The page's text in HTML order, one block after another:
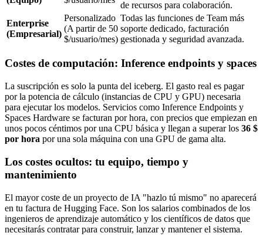
de recursos para colaboración.
Enterprise
(Empresarial)
Personalizado
(A partir de 50
$/usuario/mes)
Todas las funciones de Team más
soporte dedicado, facturación
gestionada y seguridad avanzada.
Costes de computación: Inference endpoints y spaces
La suscripción es solo la punta del iceberg. El gasto real es pagar
por la potencia de cálculo (instancias de CPU y GPU) necesaria
para ejecutar los modelos. Servicios como Inference Endpoints y
Spaces Hardware se facturan por hora, con precios que empiezan en
unos pocos céntimos por una CPU básica y llegan a superar los 36 $
por hora por una sola máquina con una GPU de gama alta.
Los costes ocultos: tu equipo, tiempo y
mantenimiento
El mayor coste de un proyecto de IA "hazlo tú mismo" no aparecerá
en tu factura de Hugging Face. Son los salarios combinados de los
ingenieros de aprendizaje automático y los científicos de datos que
necesitarás contratar para construir, lanzar y mantener el sistema.